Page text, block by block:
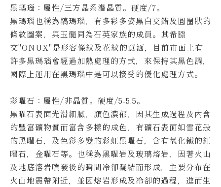
黑瑪瑙：屬性/三方晶系潛晶質。硬度/7。
黑瑪瑙也稱為縞瑪瑙，有多彩多姿黑白交錯及圓圈狀的
條紋圖案，與玉髓同為石英家族的成員。 其希臘
文"ONUX"是形容條紋及花紋的意涵，目前市面上有
許多黑瑪瑙會經過加熱處理的方式，來保持其黑色調，
國際上運用在黑瑪瑙中是可以接受的優化處理方式。
彩曜石：屬性/非晶質。硬度/5-5.5。
黑曜石表面光滑細膩，顏色濃郁，因其生成過程及內含
的豐富礦物質而富含多樣的成色，有礦石表面如雪花般
的黑曜石，及色彩多變的彩虹黑曜石，含有氧化鐵的紅
曜石，金曜石等。也稱為黑曜岩及玻璃熔岩，因著火山
及地底溶岩噴發後的瞬間冷卻凝結而形成，主要分布在
火山地震帶附近，並因熔岩形成及冷卻的過程，進而生